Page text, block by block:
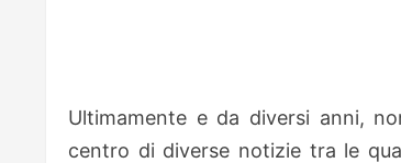
Ultimamente e da diversi anni,
centro di diverse notizie tra le